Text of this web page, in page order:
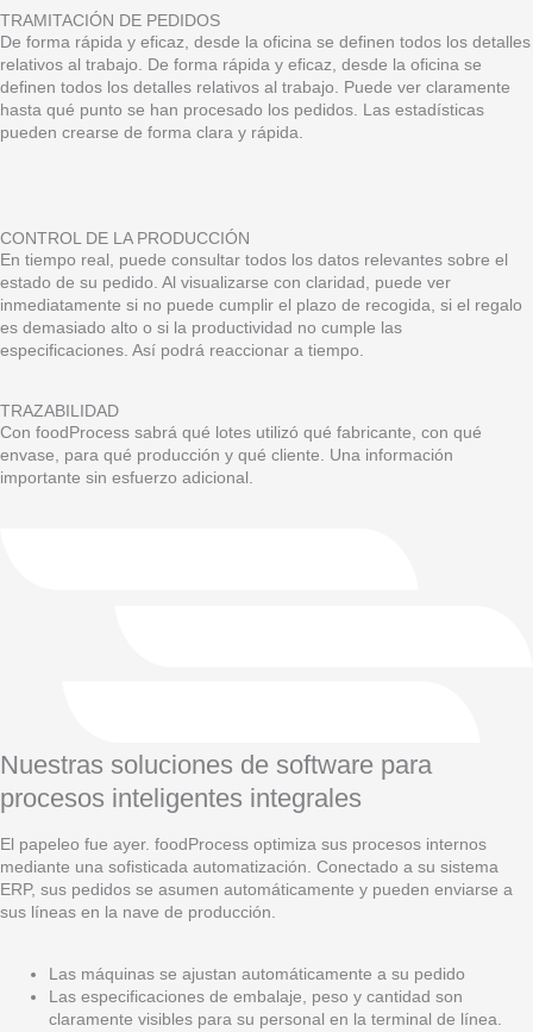
TRAMITACIÓN DE PEDIDOS
De forma rápida y eficaz, desde la oficina se definen todos los detalles
relativos al trabajo. De forma rápida y eficaz, desde la oficina se
definen todos los detalles relativos al trabajo. Puede ver claramente
hasta qué punto se han procesado los pedidos. Las estadísticas
pueden crearse de forma clara y rápida.
CONTROL DE LA PRODUCCIÓN
En tiempo real, puede consultar todos los datos relevantes sobre el
estado de su pedido. Al visualizarse con claridad, puede ver
inmediatamente si no puede cumplir el plazo de recogida, si el regalo
es demasiado alto o si la productividad no cumple las
especificaciones. Así podrá reaccionar a tiempo.
TRAZABILIDAD
Con foodProcess sabrá qué lotes utilizó qué fabricante, con qué
envase, para qué producción y qué cliente. Una información
importante sin esfuerzo adicional.
Nuestras soluciones de software para
procesos inteligentes integrales
El papeleo fue ayer. foodProcess optimiza sus procesos internos
mediante una sofisticada automatización. Conectado a su sistema
ERP, sus pedidos se asumen automáticamente y pueden enviarse a
sus líneas en la nave de producción.
Las máquinas se ajustan automáticamente a su pedido
Las especificaciones de embalaje, peso y cantidad son
claramente visibles para su personal en la terminal de línea.